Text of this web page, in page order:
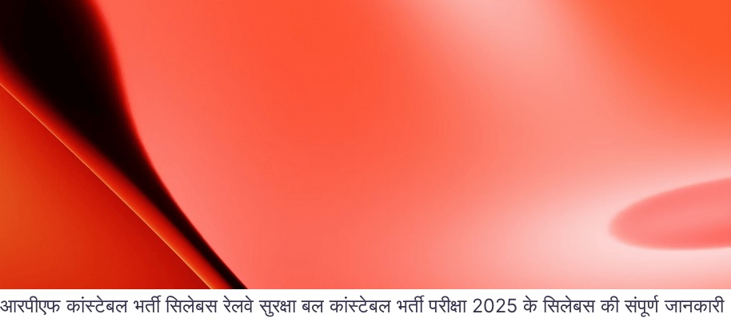
कांस्टेबल भर्ती सिलेबस रेलवे सुरक्षा बल कांस्टेबल भर्ती परीक्षा 2025 के सिलेबस की संपूर्ण जानकारी